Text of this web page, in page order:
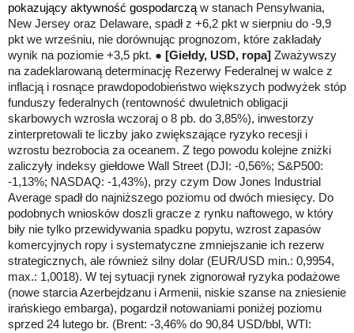
pokazujący aktywność gospodarczą w stanach Pensylwania,
New Jersey oraz Delaware, spadł z +6,2 pkt w sierpniu do -9,9
pkt we wrześniu, nie dorównując prognozom, które zakładały
wynik na poziomie +3,5 pkt. ● [Giełdy, USD, ropa] Zważywszy
na zadeklarowaną determinację Rezerwy Federalnej w walce z
inflacją i rosnące prawdopodobieństwo większych podwyżek stóp
funduszy federalnych (rentowność dwuletnich obligacji
skarbowych wzrosła wczoraj o 8 pb. do 3,85%), inwestorzy
zinterpretowali te liczby jako zwiększające ryzyko recesji i
wzrostu bezrobocia za oceanem. Z tego powodu kolejne zniżki
zaliczyły indeksy giełdowe Wall Street (DJI: -0,56%; S&P500:
-1,13%; NASDAQ: -1,43%), przy czym Dow Jones Industrial
Average spadł do najniższego poziomu od dwóch miesięcy. Do
podobnych wniosków doszli gracze z rynku naftowego, w który
biły nie tylko przewidywania spadku popytu, wzrost zapasów
komercyjnych ropy i systematyczne zmniejszanie ich rezerw
strategicznych, ale również silny dolar (EUR/USD min.: 0,9954,
max.: 1,0018). W tej sytuacji rynek zignorował ryzyka podażowe
(nowe starcia Azerbejdzanu i Armenii, niskie szanse na zniesienie
irańskiego embarga), pogardził notowaniami poniżej poziomu
sprzed 24 lutego br. (Brent: -3,46% do 90,84 USD/bbl, WTI: